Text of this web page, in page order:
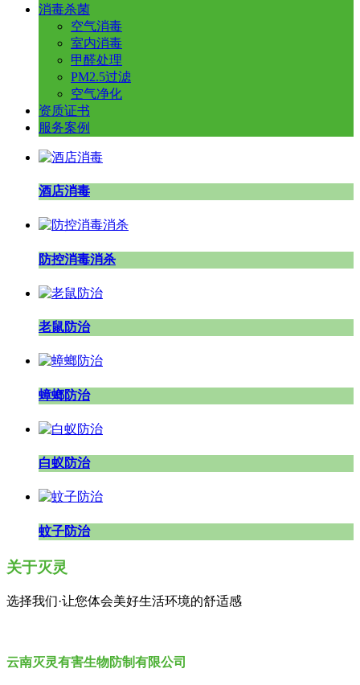
消毒杀菌
空气消毒
室内消毒
甲醛处理
PM2.5过滤
空气净化
资质证书
服务案例
酒店消毒
防控消毒消杀
老鼠防治
蟑螂防治
白蚁防治
蚊子防治
关于灭灵
选择我们·让您体会美好生活环境的舒适感
云南灭灵有害生物防制有限公司